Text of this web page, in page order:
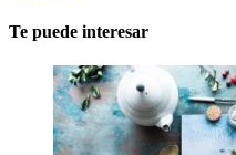
Te puede interesar